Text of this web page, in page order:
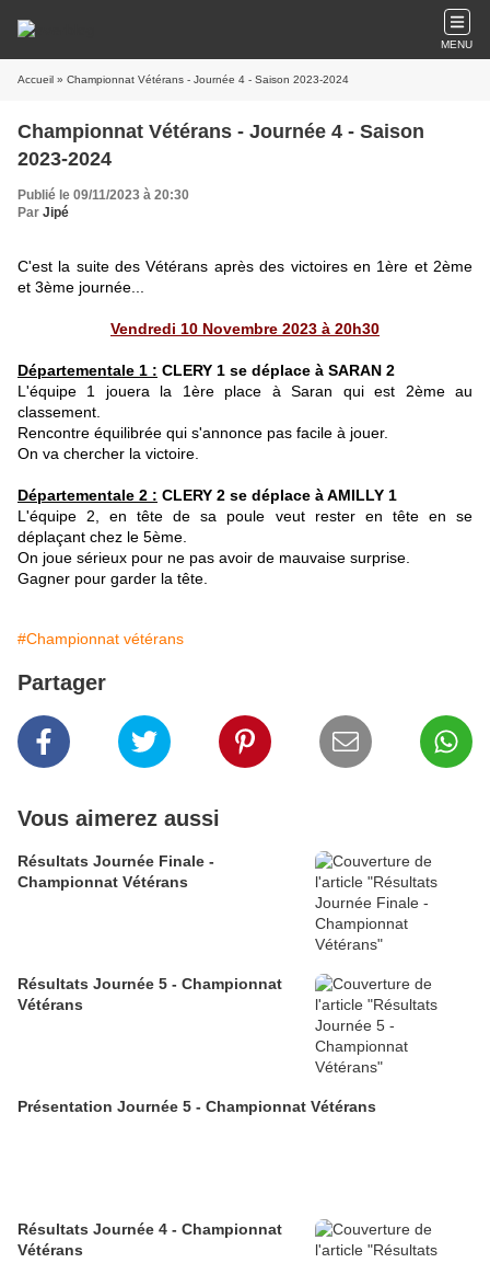
MENU
Accueil » Championnat Vétérans - Journée 4 - Saison 2023-2024
Championnat Vétérans - Journée 4 - Saison
2023-2024
Publié le 09/11/2023 à 20:30
Par Jipé
C'est la suite des Vétérans après des victoires en 1ère et 2ème
et 3ème journée...
Vendredi 10 Novembre 2023 à 20h30
Départementale 1 : CLERY 1 se déplace à SARAN 2
L'équipe 1 jouera la 1ère place à Saran qui est 2ème au
classement.
Rencontre équilibrée qui s'annonce pas facile à jouer.
On va chercher la victoire.
Départementale 2 : CLERY 2 se déplace à AMILLY 1
L'équipe 2, en tête de sa poule veut rester en tête en se
déplaçant chez le 5ème.
On joue sérieux pour ne pas avoir de mauvaise surprise.
Gagner pour garder la tête.
#Championnat vétérans
Partager
Vous aimerez aussi
Résultats Journée Finale -
Championnat Vétérans
Résultats Journée 5 - Championnat
Vétérans
Présentation Journée 5 - Championnat Vétérans
Résultats Journée 4 - Championnat
Vétérans